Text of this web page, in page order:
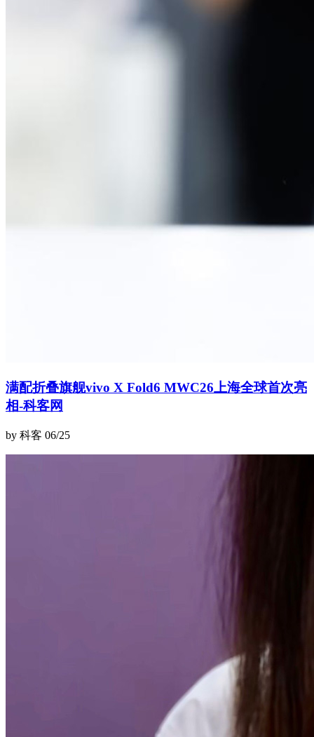
满配折叠旗舰vivo X Fold6 MWC26上海全球首次亮
相-科客网
by 科客 06/25